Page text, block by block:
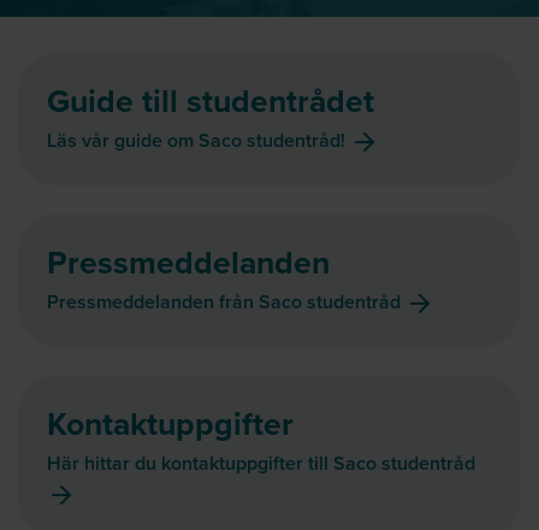
Guide till studentrådet
Läs vår guide om Saco studentråd!
Pressmeddelanden
Pressmeddelanden från Saco studentråd
Kontaktuppgifter
Här hittar du kontaktuppgifter till Saco studentråd